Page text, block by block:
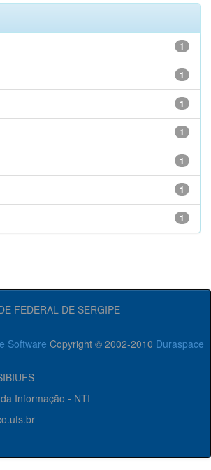
1
1
1
1
1
1
1
FEDERAL DE SERGIPE
Software Copyright © 2002-2010 Duraspace
Informação - NTI